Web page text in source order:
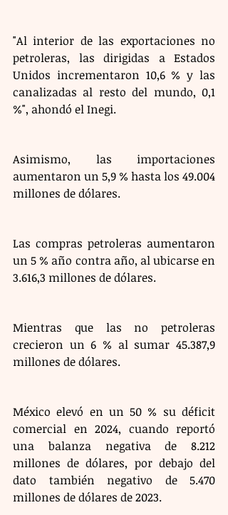
"Al interior de las exportaciones no
petroleras, las dirigidas a Estados
Unidos incrementaron 10,6 % y las
canalizadas al resto del mundo, 0,1
%", ahondó el Inegi.
Asimismo, las importaciones
aumentaron un 5,9 % hasta los 49.004
millones de dólares.
Las compras petroleras aumentaron
un 5 % año contra año, al ubicarse en
3.616,3 millones de dólares.
Mientras que las no petroleras
crecieron un 6 % al sumar 45.387,9
millones de dólares.
México elevó en un 50 % su déficit
comercial en 2024, cuando reportó
una balanza negativa de 8.212
millones de dólares, por debajo del
dato también negativo de 5.470
millones de dólares de 2023.